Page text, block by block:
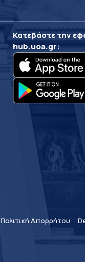
Κατεβάστε την
hub.uoa.gr:
Πολιτική Απορρήτου